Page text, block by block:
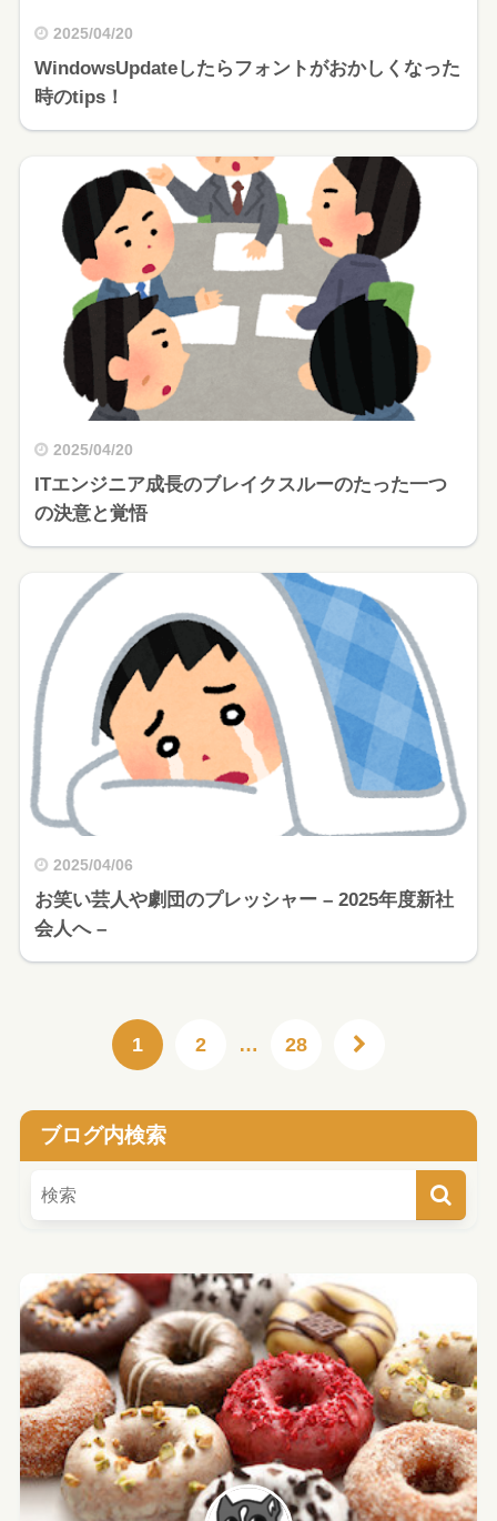
2025/04/20
WindowsUpdateしたらフォントがおかしくなった
時のtips！
2025/04/20
ITエンジニア成長のブレイクスルーのたった一つ
の決意と覚悟
2025/04/06
お笑い芸人や劇団のプレッシャー – 2025年度新社
会人へ –
1 2 … 28
ブログ内検索